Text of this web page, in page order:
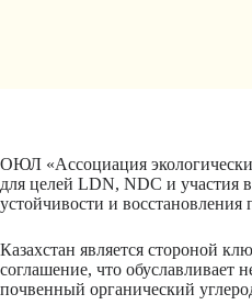
ОЮЛ «Ассоциация
для целей LDN, NDC и участия
устойчивости и
Казахстан является стороной
соглашение, что обуславливает
почвенный органический